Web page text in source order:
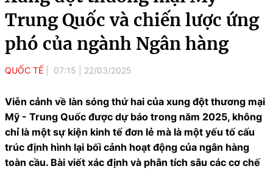
Trung Quốc và chiến lược ứng
phó của ngành Ngân hàng
QUỐC TẾ 07:15 22/03/2025
Viễn cảnh về làn sóng thứ hai của xung đột thương mại
Mỹ - Trung Quốc được dự báo trong năm 2025, không
chỉ là một sự kiện kinh tế đơn lẻ mà là một yếu tố cấu
trúc định hình lại bối cảnh hoạt động của ngân hàng
toàn cầu. Bài viết xác định và phân tích sâu các cơ chế